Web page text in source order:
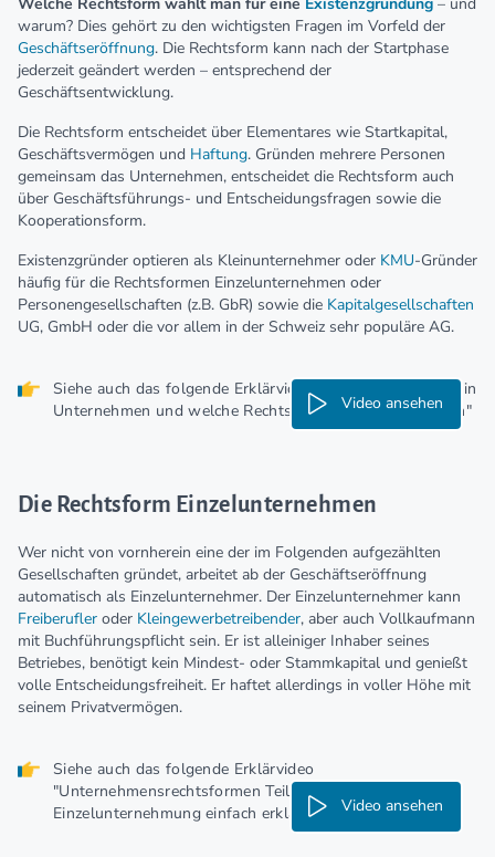
warum? Dies gehört zu den wichtigsten Fragen im Vorfeld der
Geschäftseröffnung. Die Rechtsform kann nach der Startphase
jederzeit geändert werden – entsprechend der
Geschäftsentwicklung.
Die Rechtsform entscheidet über Elementares wie Startkapital,
Geschäftsvermögen und Haftung. Gründen mehrere Personen
gemeinsam das Unternehmen, entscheidet die Rechtsform auch
über Geschäftsführungs- und Entscheidungsfragen sowie die
Kooperationsform.
Existenzgründer optieren als Kleinunternehmer oder KMU-Gründer
häufig für die Rechtsformen Einzelunternehmen oder
Personengesellschaften (z.B. GbR) sowie die Kapitalgesellschaften
UG, GmbH oder die vor allem in der Schweiz sehr populäre AG.
Siehe auch das folgende Erklärvideo "Wie gründet man ein
Unternehmen und welche Rechtsform sollte man wählen"
Video ansehen
Die Rechtsform Einzelunternehmen
Wer nicht von vornherein eine der im Folgenden aufgezählten
Gesellschaften gründet, arbeitet ab der Geschäftseröffnung
automatisch als Einzelunternehmer. Der Einzelunternehmer kann
Freiberufler oder Kleingewerbetreibender, aber auch Vollkaufmann
mit Buchführungspflicht sein. Er ist alleiniger Inhaber seines
Betriebes, benötigt kein Mindest- oder Stammkapital und genießt
volle Entscheidungsfreiheit. Er haftet allerdings in voller Höhe mit
seinem Privatvermögen.
Siehe auch das folgende Erklärvideo
"Unternehmensrechtsformen Teil 1: Die
Einzelunternehmung einfach erklärt"
Video ansehen